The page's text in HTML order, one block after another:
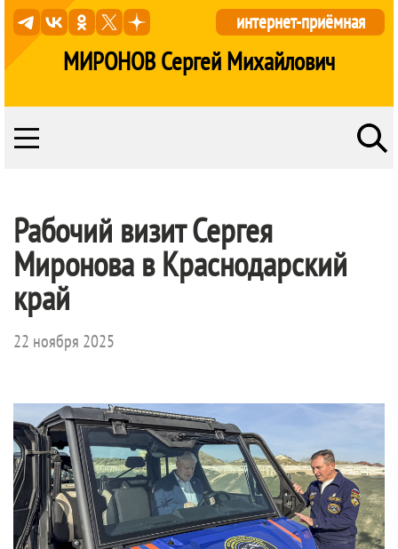
МИРОНОВ Сергей Михайлович
интернет-приёмная
Рабочий визит Сергея
Миронова в Краснодарский
край
22 ноября 2025